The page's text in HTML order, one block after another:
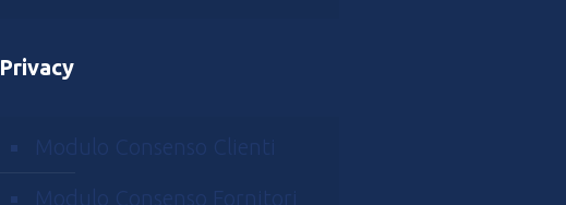
Privacy
Modulo Consenso Clienti
Modulo Consenso Fornitori